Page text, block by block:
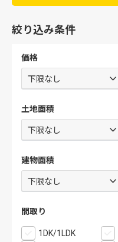
絞り込み条件
価格
土地面積
建物面積
間取り
1DK/1LDK